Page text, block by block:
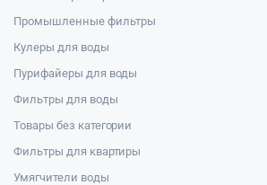
Промышленные фильтры
Кулеры для воды
Пурифайеры для воды
Фильтры для воды
Товары без категории
Фильтры для квартиры
Умягчители воды